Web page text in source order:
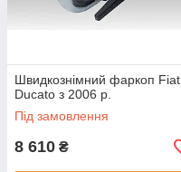
Швидкознімний фаркоп Fiat
Ducato з 2006 р.
Під замовлення
8 610 ₴